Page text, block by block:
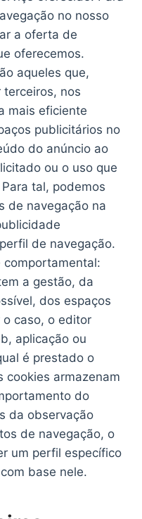
no nosso
a oferta de
oferecemos.
aqueles que,
nos
mais eficiente
publicitários no
do anúncio ao
ou o uso que
tal, podemos
de navegação na
de navegação.
a gestão, da
dos espaços
caso, o editor
aplicação ou
é prestado o
cookies armazenam
do
da observação
de navegação, o
um perfil específico
base nele.